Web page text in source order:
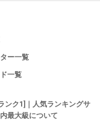
ー一覧
一覧
ンク1]｜人気ランキングサ
最大級について